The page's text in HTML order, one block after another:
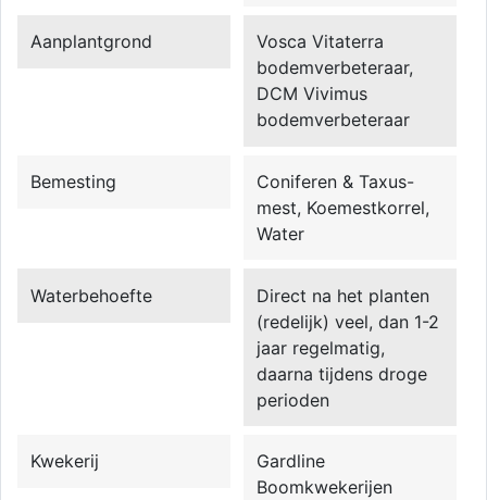
Aanplantgrond
Vosca Vitaterra
bodemverbeteraar,
DCM Vivimus
bodemverbeteraar
Bemesting
Coniferen & Taxus-
mest, Koemestkorrel,
Water
Waterbehoefte
Direct na het planten
(redelijk) veel, dan 1-2
jaar regelmatig,
daarna tijdens droge
perioden
Kwekerij
Gardline
Boomkwekerijen